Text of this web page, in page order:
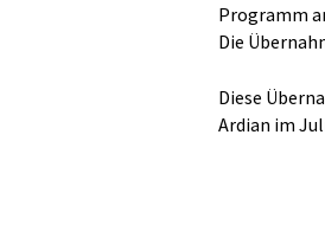
Programm
Die
Diese
Ardian im